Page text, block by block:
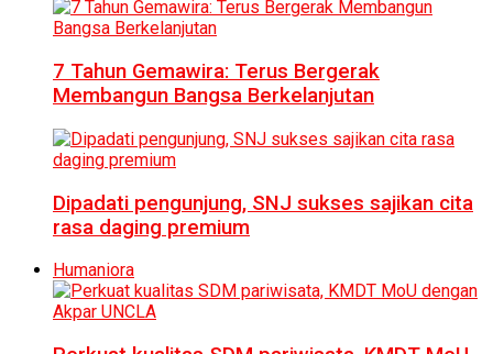
7 Tahun Gemawira: Terus Bergerak
Membangun Bangsa Berkelanjutan
Dipadati pengunjung, SNJ sukses sajikan cita
rasa daging premium
Humaniora